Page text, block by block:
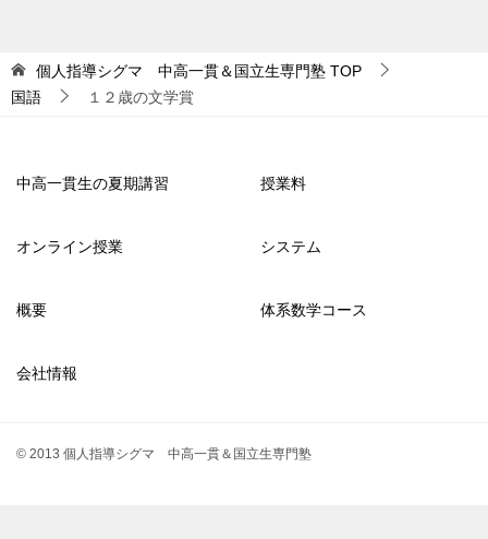
個人指導シグマ 中高一貫＆国立生専門塾 TOP
国語
１２歳の文学賞
中高一貫生の夏期講習 授業料
オンライン授業 システム
概要 体系数学コース
会社情報
© 2013 個人指導シグマ 中高一貫＆国立生専門塾